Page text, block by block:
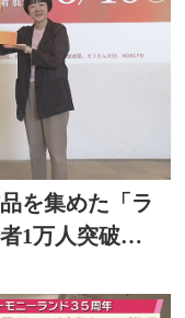
を集めた「ラ
者1万人突破